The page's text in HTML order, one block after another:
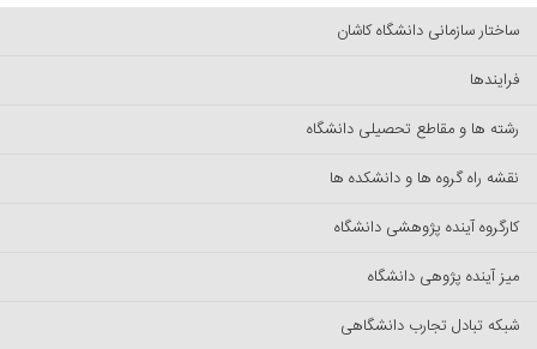
ساختار سازمانی دانشگاه کاشان
فرایندها
رشته ها و مقاطع تحصیلی دانشگاه
نقشه راه گروه ها و دانشکده ها
کارگروه آینده پژوهشی دانشگاه
میز آینده پژوهی دانشگاه
شبکه تبادل تجارب دانشگاهی